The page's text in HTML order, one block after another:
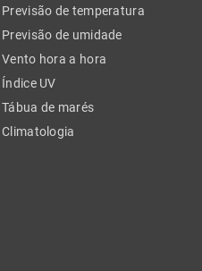
Previsão de temperatura
Previsão de umidade
Vento hora a hora
Índice UV
Tábua de marés
Climatologia